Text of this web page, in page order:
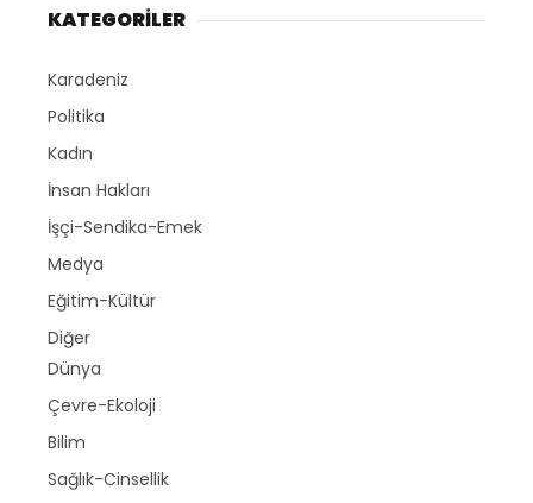
KATEGORİLER
Karadeniz
Politika
Kadın
İnsan Hakları
İşçi-Sendika-Emek
Medya
Eğitim-Kültür
Diğer
Dünya
Çevre-Ekoloji
Bilim
Sağlık-Cinsellik